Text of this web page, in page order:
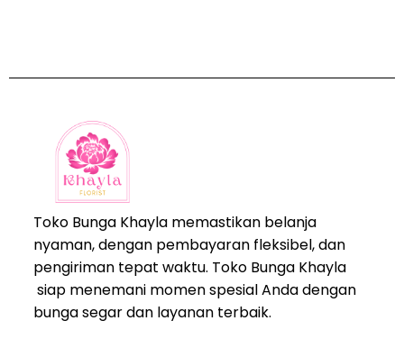
Toko Bunga Khayla memastikan belanja
nyaman, dengan pembayaran fleksibel, dan
pengiriman tepat waktu. Toko Bunga Khayla
siap menemani momen spesial Anda dengan
bunga segar dan layanan terbaik.